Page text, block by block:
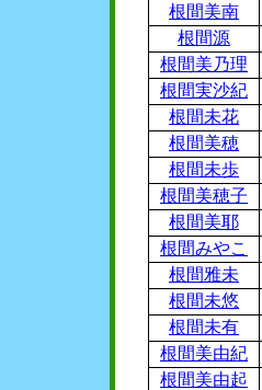
根間美南
根間源
根間美乃理
根間実沙紀
根間未花
根間美穂
根間未歩
根間美穂子
根間美耶
根間みやこ
根間雅未
根間未悠
根間未有
根間美由紀
根間美由起